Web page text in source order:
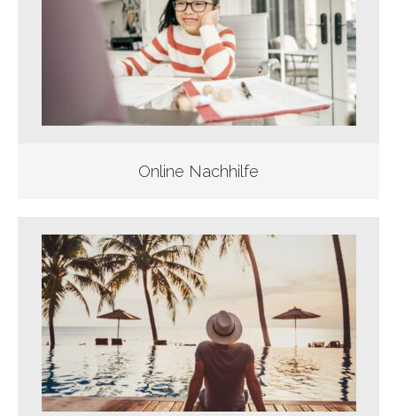
Online Nachhilfe